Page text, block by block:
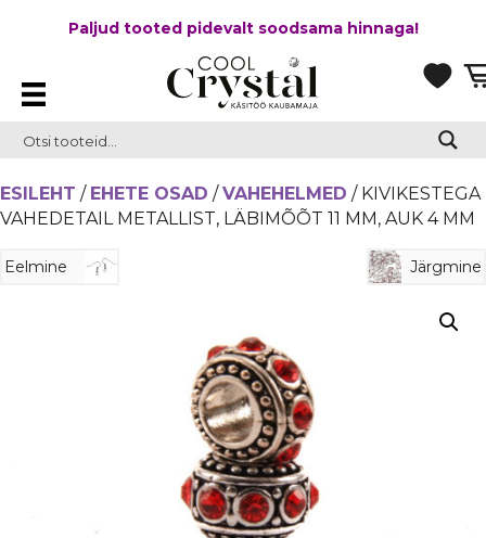
Paljud tooted pidevalt soodsama hinnaga!
ESILEHT / EHETE OSAD / VAHEHELMED / KIVIKESTEGA
VAHEDETAIL METALLIST, LÄBIMÕÕT 11 MM, AUK 4 MM
Eelmine Järgmine